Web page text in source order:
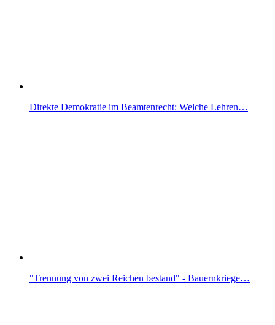
Direkte Demokratie im Beamtenrecht: Welche Lehren…
"Trennung von zwei Reichen bestand" - Bauernkriege…